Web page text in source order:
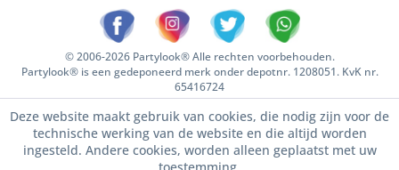
© 2006-2026 Partylook® Alle rechten voorbehouden.
Partylook® is een gedeponeerd merk onder depotnr. 1208051. KvK nr.
65416724
Deze website maakt gebruik van cookies, die nodig zijn voor de
technische werking van de website en die altijd worden
ingesteld. Andere cookies, worden alleen geplaatst met uw